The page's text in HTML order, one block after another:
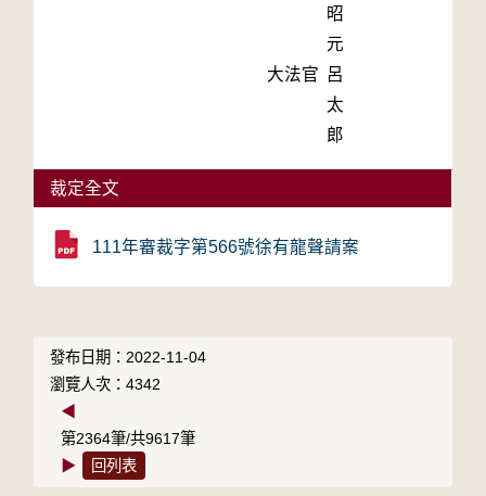
昭
元
大法官 呂
太
郎
裁定全文
111年審裁字第566號徐有龍聲請案
發布日期：2022-11-04
瀏覽人次：4342
◀
第2364筆/共9617筆
▶
回列表